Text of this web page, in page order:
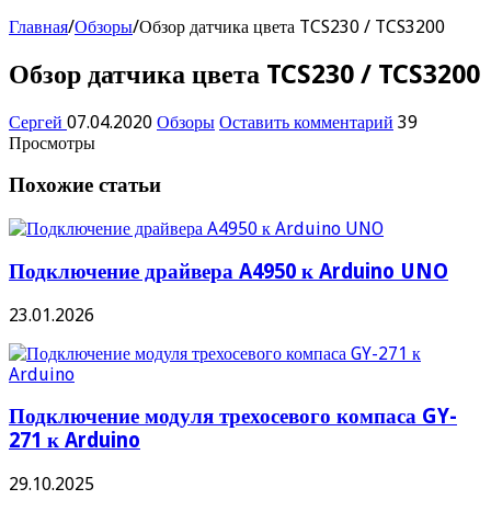
Главная/Обзоры/Обзор датчика цвета TCS230 / TCS3200
Обзор датчика цвета TCS230 / TCS3200
Сергей 07.04.2020 Обзоры Оставить комментарий 39
Просмотры
Похожие статьи
Подключение драйвера A4950 к Arduino UNO
23.01.2026
Подключение модуля трехосевого компаса GY-
271 к Arduino
29.10.2025